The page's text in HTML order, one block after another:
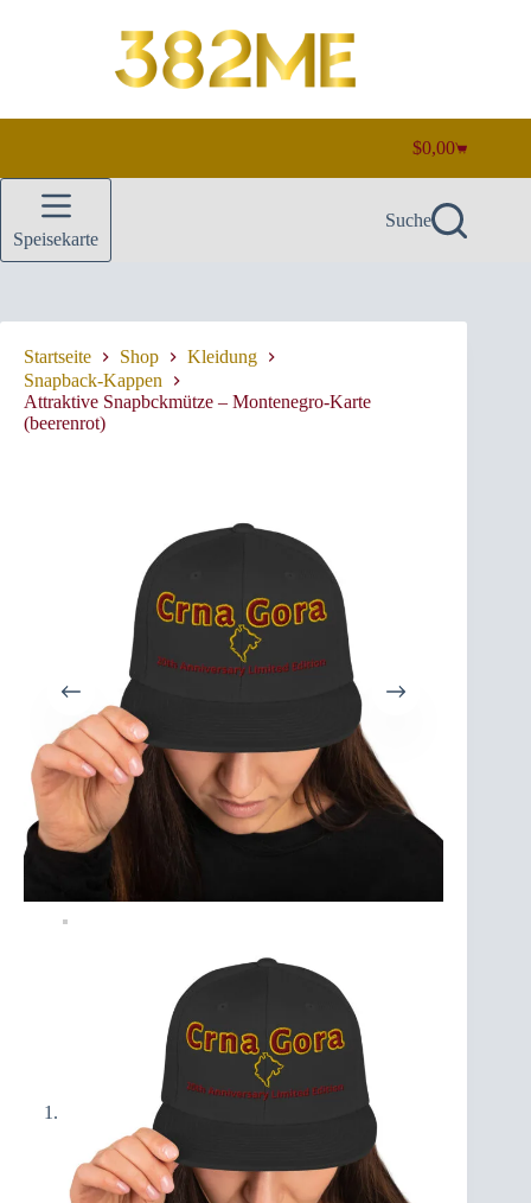
Warenkorb
$0,00
Speisekarte
Suche
Startseite Shop
Kleidung
Snapback-Kappen
Attraktive Snapbckmütze – Montenegro-Karte
(beerenrot)